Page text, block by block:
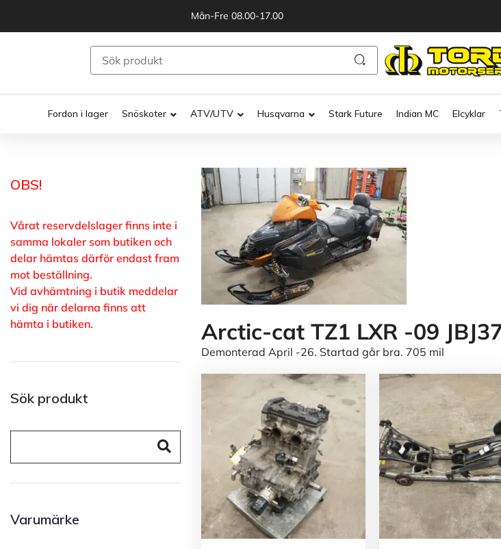
Mån-Fre 08.00-17.00
Fordon i lager Snöskoter ATV/UTV Husqvarna Stark Future Indian MC Elcyklar
OBS!
Vårat reservdelslager finns inte i
samma lokaler som butiken och
delar hämtas därför endast fram
mot beställning.
Vid avhämtning i butik meddelar
vi dig när delarna finns att
hämta i butiken.
Sök produkt
Varumärke
Arctic-cat TZ1 LXR -09
Demonterad April -26. Startad går bra. 705 mil